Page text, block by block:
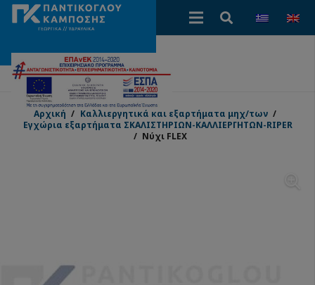
Αρχική / Καλλιεργητικά και εξαρτήματα μηχ/των /
Εγχώρια εξαρτήματα ΣΚΑΛΙΣΤΗΡΙΩΝ-ΚΑΛΛΙΕΡΓΗΤΩΝ-RIPER
/ Νύχι FLEX